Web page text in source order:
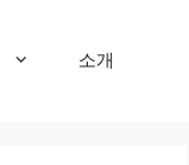
소개